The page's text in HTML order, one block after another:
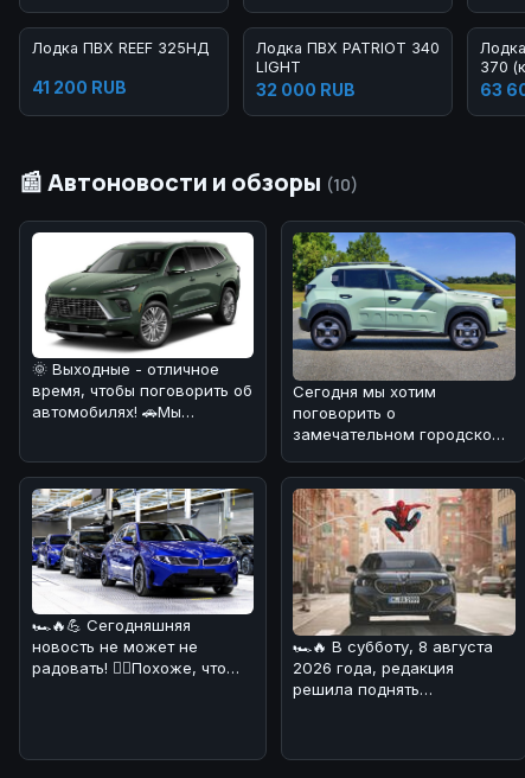
Лодка ПВХ REEF 325НД
41 200 RUB
Лодка ПВХ PATRIOT 340
LIGHT
32 000 RUB
370
63
📰 Автоновости и обзоры (10)
🌞 Выходные - отличное
время, чтобы поговорить об
автомобилях! 🚗Мы
Сегодня мы хотим
поговорить о
замечательном городском
завоевал сердца многих
🏎🔥💪 Сегодняшняя
новость не может не
радовать! 💁‍♀️Похоже, что
🏎🔥 В субботу, 8 августа
2026 года, редакция
решила поднять